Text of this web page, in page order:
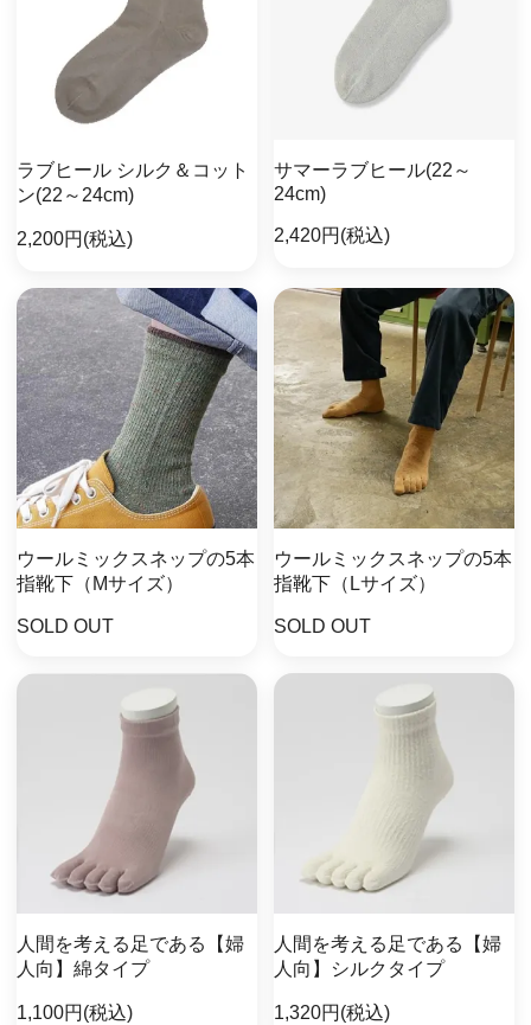
ラブヒール シルク＆コット
ン(22～24cm)
2,200円(税込)
サマーラブヒール(22～
24cm)
2,420円(税込)
ウールミックスネップの5本
指靴下（Mサイズ）
SOLD OUT
ウールミックスネップの5本
指靴下（Lサイズ）
SOLD OUT
人間を考える足である【婦
人向】綿タイプ
1,100円(税込)
人間を考える足である【婦
人向】シルクタイプ
1,320円(税込)